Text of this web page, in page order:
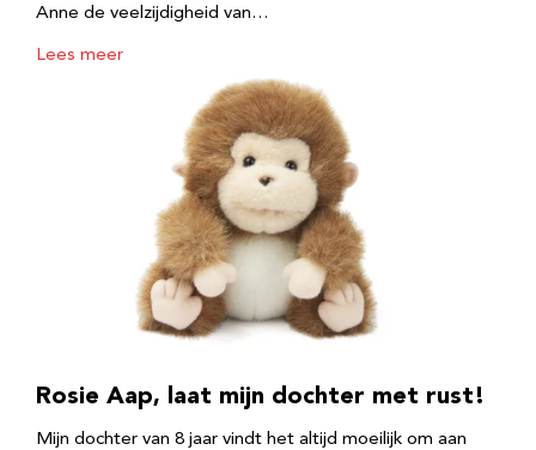
Anne de veelzijdigheid van…
Lees meer
Rosie Aap, laat mijn dochter met rust!
Mijn dochter van 8 jaar vindt het altijd moeilijk om aan